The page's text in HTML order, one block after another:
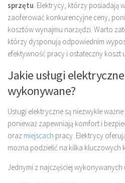
sprzętu. Elektrycy, którzy posiadają
zaoferować konkurencyjne ceny,
kosztów wynajmu narzędzi. Warto
którzy dysponują odpowiednim
efektywność pracy i ostateczny koszt
Jakie usługi
wykonywane?
Usługi elektryczne są niezwykle
ponieważ zapewniają komfort i
oraz miejscach pracy. Elektrycy
można podzielić na kilka kluczowych
Jednymi z najczęściej wykonywanych